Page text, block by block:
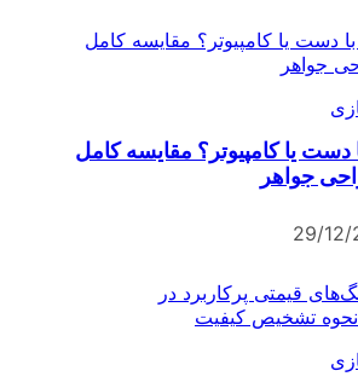
یا کامپیوتر؟ مقایسه کامل
جواهر
29/12/